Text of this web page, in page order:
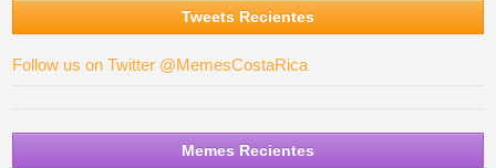
Tweets Recientes
Follow us on Twitter @MemesCostaRica
Memes Recientes